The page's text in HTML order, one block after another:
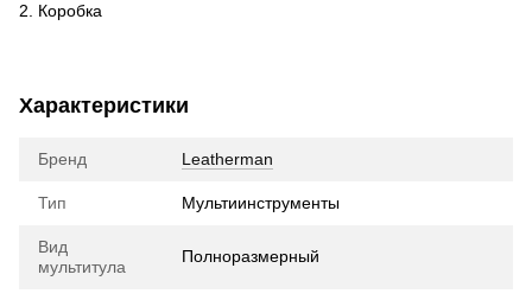
2. Коробка
Характеристики
Бренд Leatherman
Тип Мультиинструменты
Вид
мультитула
Полноразмерный